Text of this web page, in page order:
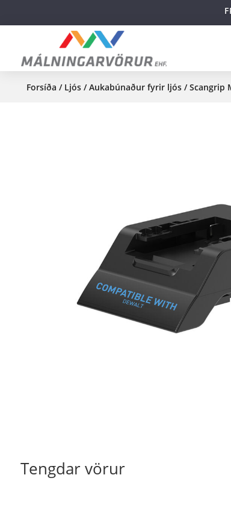
Forsíða / Ljós/Aukabúnaður fyrir ljós/ Scangrip
Tengdar vörur